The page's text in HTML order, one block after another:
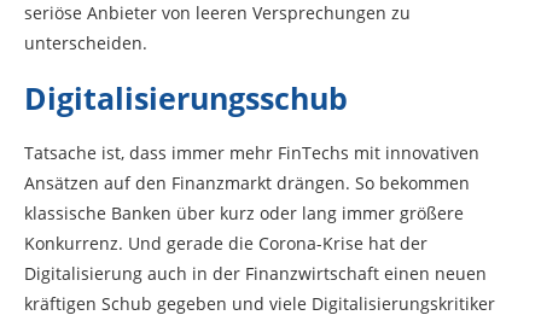
seriöse Anbieter von leeren Versprechungen zu
unterscheiden.
Digitalisierungsschub
Tatsache ist, dass immer mehr FinTechs mit innovativen
Ansätzen auf den Finanzmarkt drängen. So bekommen
klassische Banken über kurz oder lang immer größere
Konkurrenz. Und gerade die Corona-Krise hat der
Digitalisierung auch in der Finanzwirtschaft einen neuen
kräftigen Schub gegeben und viele Digitalisierungskritiker